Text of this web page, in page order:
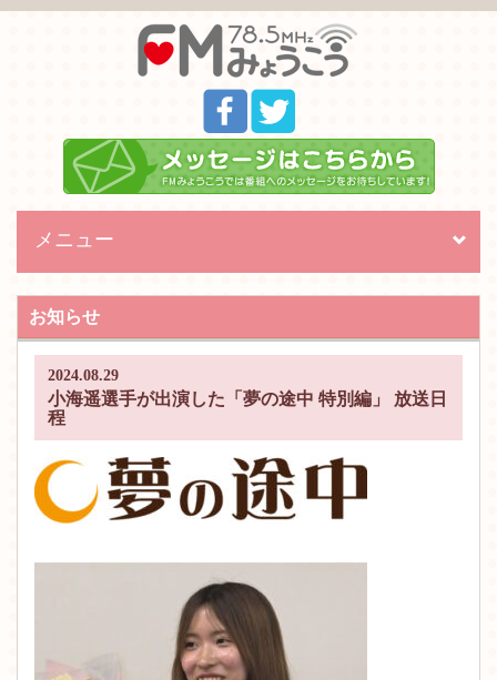
Toggle
メニュー
お知らせ
2024.08.29
小海遥選手が出演した「夢の途中 特別編」 放送日
程